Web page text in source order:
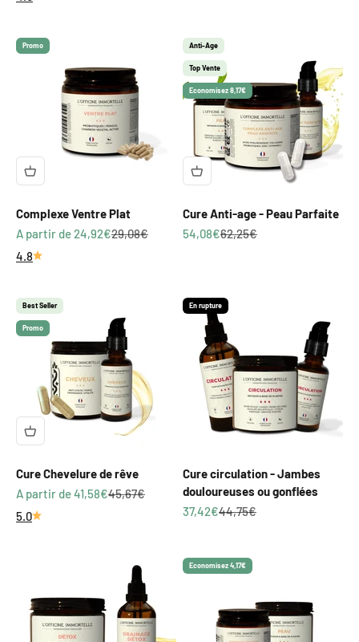
Promo
Complexe Ventre Plat
Prix de vente
A partir de 24,92€Prix normal
29,08€
4.8
Anti-Age
Top Vente
Economisez 8,17€
Cure Anti-age - Peau Parfaite
Prix de vente
54,08€Prix normal
62,25€
Best Seller
Promo
Cure Chevelure de rêve
Prix de vente
A partir de 41,58€Prix normal
45,67€
5.0
En rupture
Cure circulation - Jambes
douloureuses ou gonflées
Prix de vente
37,42€Prix normal
44,75€
Economisez 4,17€